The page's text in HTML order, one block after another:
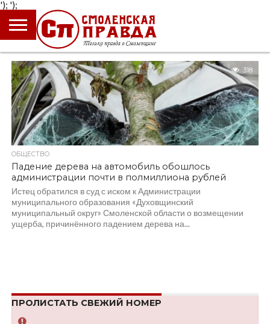
');
ГЛАВНАЯ
НОВОСТИ
ПРОИСШЕСТВИЯ
ПОЛИТИКА
КУЛЬТУРА
ЭКОНОМИКА
ОБЩЕСТВО
БЛОГИ
318
ОБЩЕСТВО
Падение дерева на автомобиль обошлось
администрации почти в полмиллиона рублей
Истец обратился в суд с иском к Администрации
муниципального образования «Духовщинский
муниципальный округ» Смоленской области о возмещении
ущерба, причинённого падением дерева на...
ПРОЛИСТАТЬ СВЕЖИЙ НОМЕР
');